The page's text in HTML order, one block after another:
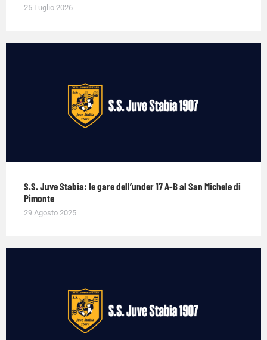
25 Luglio 2026
S.S. Juve Stabia: le gare dell’under 17 A-B al San Michele di
Pimonte
29 Agosto 2025